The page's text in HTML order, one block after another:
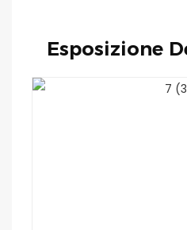
Esposizione